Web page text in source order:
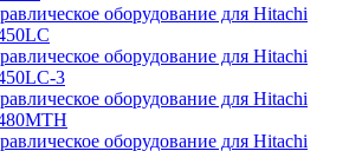
оборудование для Hitachi
оборудование для Hitachi
3
оборудование для Hitachi
оборудование для Hitachi